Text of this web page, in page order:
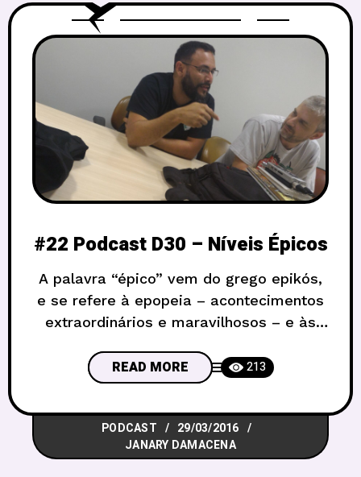
#22 Podcast D30 – Níveis Épicos
A palavra “épico” vem do grego epikós,
e se refere à epopeia – acontecimentos
extraordinários e maravilhosos – e às
sobre uma ação heroica de proporções
colossais, como uma jornada entre os
planos de deuses e demônios. Devemos
conhecer os grandes épicos, como a
Odisseia e a Ilíada de Homero,
READ MORE 213
PODCAST
29/03/2016
JANARY DAMACENA